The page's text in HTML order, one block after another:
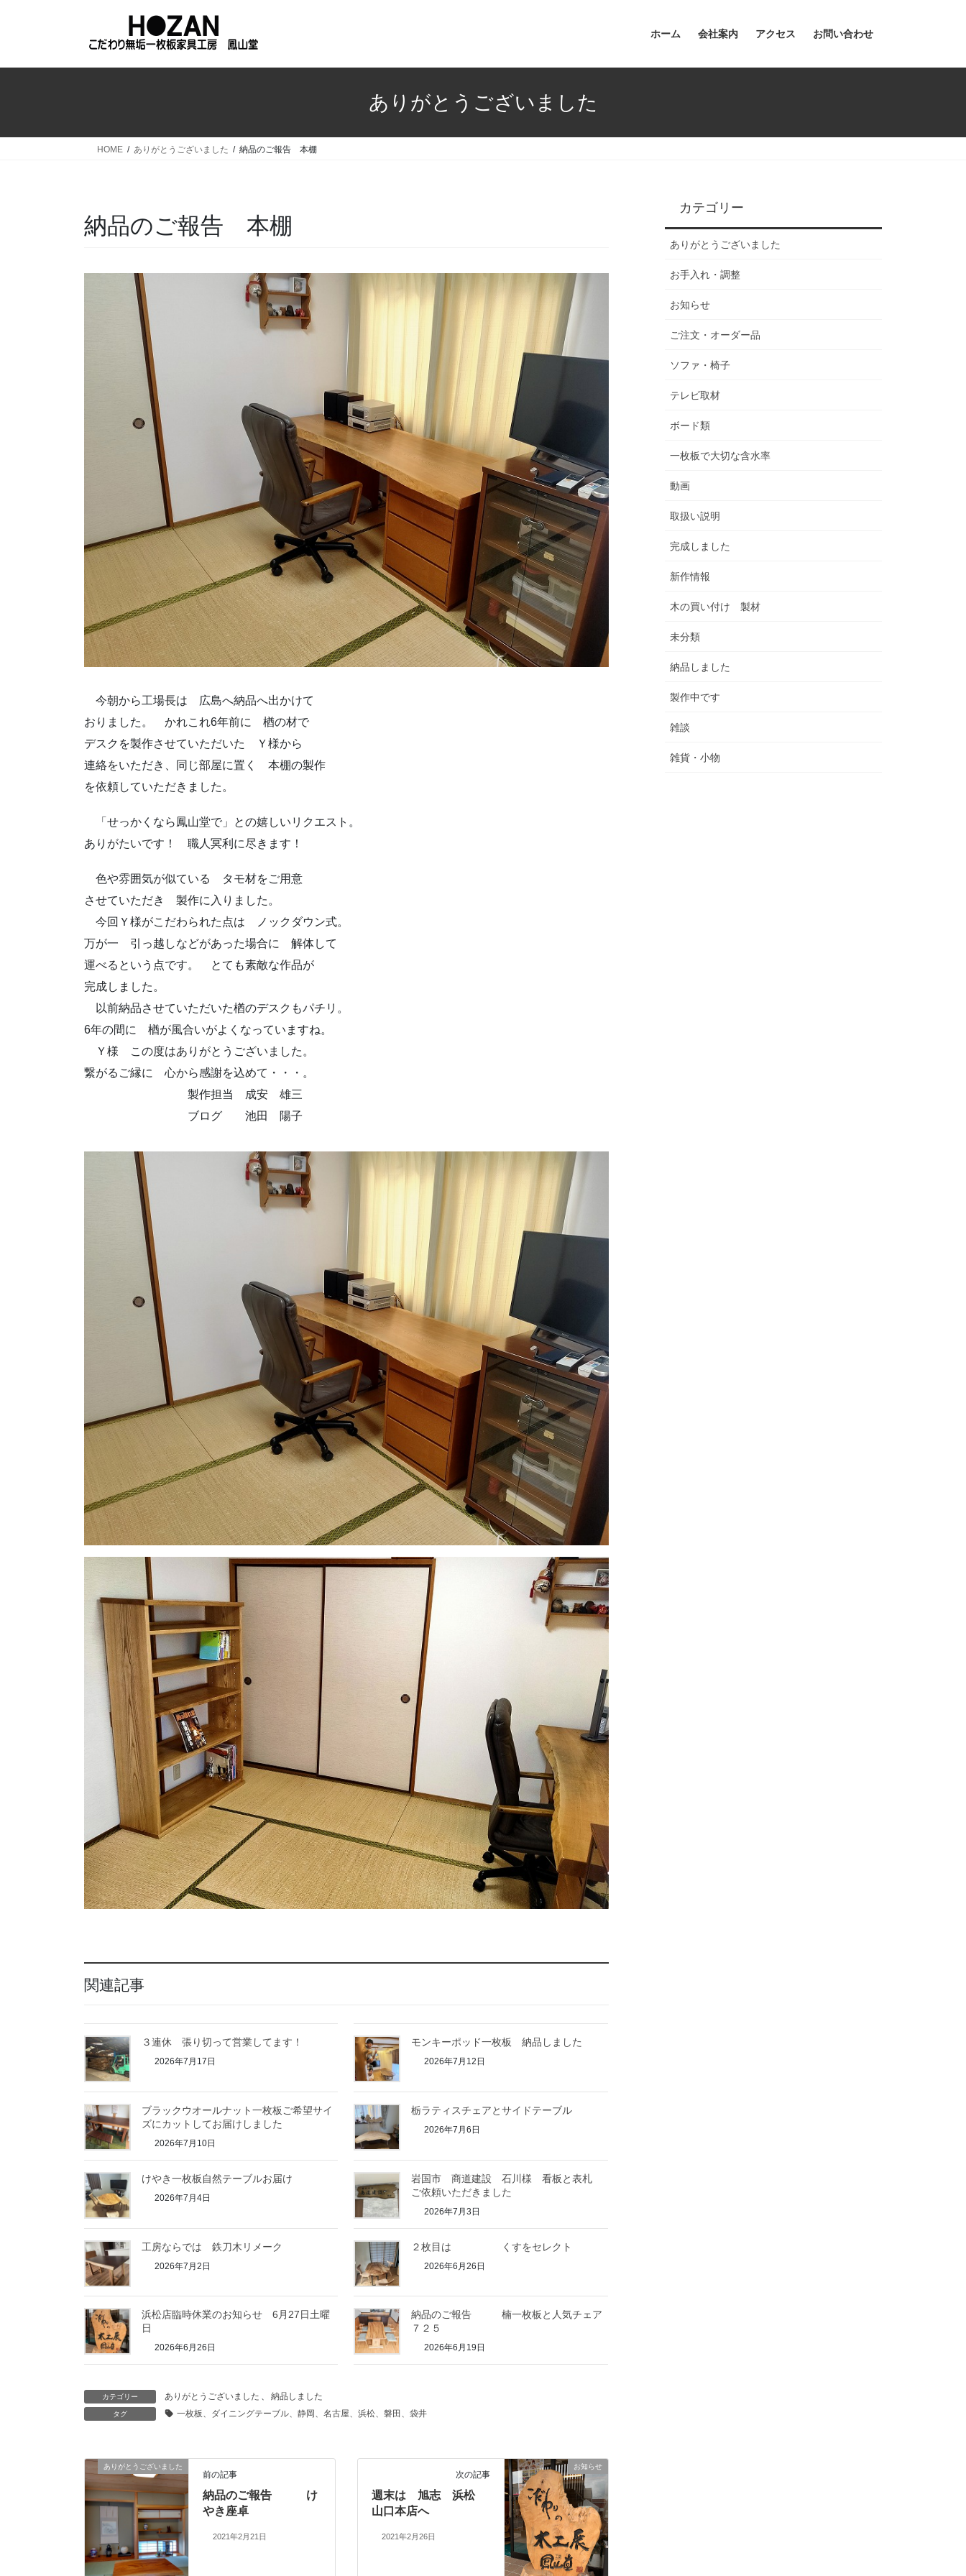
ホーム 会社案内 アクセス お問い合わせ
ありがとうございました
HOME ありがとうございました 納品のご報告 本棚
納品のご報告 本棚
今朝から工場長は 広島へ納品へ出かけて
おりました。 かれこれ6年前に 楢の材で
デスクを製作させていただいた Ｙ様から
連絡をいただき、同じ部屋に置く 本棚の製作
を依頼していただきました。
「せっかくなら鳳山堂で」との嬉しいリクエスト。
ありがたいです！ 職人冥利に尽きます！
色や雰囲気が似ている タモ材をご用意
させていただき 製作に入りました。
今回Ｙ様がこだわられた点は ノックダウン式。
万が一 引っ越しなどがあった場合に 解体して
運べるという点です。 とても素敵な作品が
完成しました。
以前納品させていただいた楢のデスクもパチリ。
6年の間に 楢が風合いがよくなっていますね。
Ｙ様 この度はありがとうございました。
繋がるご縁に 心から感謝を込めて・・・。
製作担当 成安 雄三
ブログ 池田 陽子
関連記事
３連休 張り切って営業してます！
2026年7月17日
モンキーポッド一枚板 納品しました
2026年7月12日
ブラックウオールナット一枚板ご希望サイ
ズにカットしてお届けしました
2026年7月10日
栃ラティスチェアとサイドテーブル
2026年7月6日
けやき一枚板自然テーブルお届け
2026年7月4日
岩国市 商道建設 石川様 看板と表札
ご依頼いただきました
2026年7月3日
工房ならでは 鉄刀木リメーク
2026年7月2日
２枚目は くすをセレクト
2026年6月26日
浜松店臨時休業のお知らせ 6月27日土曜
日
2026年6月26日
納品のご報告 楠一枚板と人気チェア
７２５
2026年6月19日
カテゴリー ありがとうございました 、 納品しました
タグ 一枚板、ダイニングテーブル、静岡、名古屋、浜松、磐田、袋井
ありがとうございました
前の記事
納品のご報告 け
やき座卓
2021年2月21日
お知らせ
次の記事
週末は 旭志 浜松
山口本店へ
2021年2月26日
カテゴリー
ありがとうございました
お手入れ・調整
お知らせ
ご注文・オーダー品
ソファ・椅子
テレビ取材
ボード類
一枚板で大切な含水率
動画
取扱い説明
完成しました
新作情報
木の買い付け 製材
未分類
納品しました
製作中です
雑談
雑貨・小物